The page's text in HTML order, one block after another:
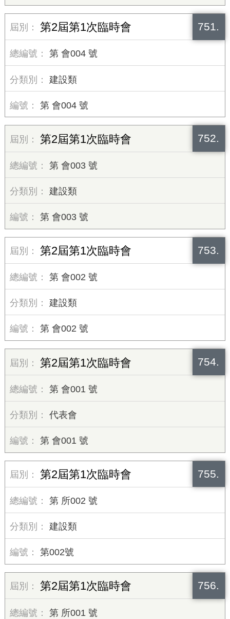
751.
第2屆第1次臨時會
第 會004 號
建設類
第 會004 號
752.
第2屆第1次臨時會
第 會003 號
建設類
第 會003 號
753.
第2屆第1次臨時會
第 會002 號
建設類
第 會002 號
754.
第2屆第1次臨時會
第 會001 號
代表會
第 會001 號
755.
第2屆第1次臨時會
第 所002 號
建設類
第002號
756.
第2屆第1次臨時會
第 所001 號